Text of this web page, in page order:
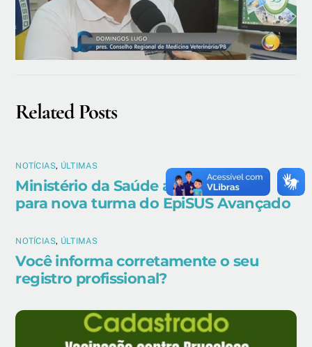
Related Posts
NOTÍCIAS, ÚLTIMAS
Ministério da Saúde abre inscrições
para nova turma do EpiSUS Avançado
NOTÍCIAS, ÚLTIMAS
Você informa corretamente o seu
registro profissional?